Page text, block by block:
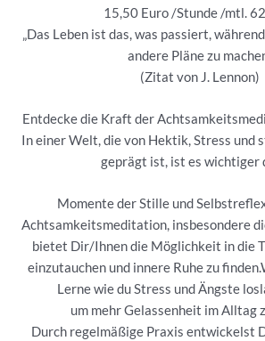
15,50 Euro /Stunde /mtl.
„Das Leben ist das, was passiert,
andere Pläne zu
(Zitat von J. Lennon)
Entdecke die Kraft der
In einer Welt, die von Hektik, Stress und
geprägt ist, ist es wichtiger
Momente der Stille und
Achtsamkeitsmeditation, insbesondere
bietet Dir/Ihnen die Möglichkeit in die
einzutauchen und innere Ruhe zu
Lerne wie du Stress und Ängste
um mehr Gelassenheit im Alltag
Durch regelmäßige Praxis entwickelst